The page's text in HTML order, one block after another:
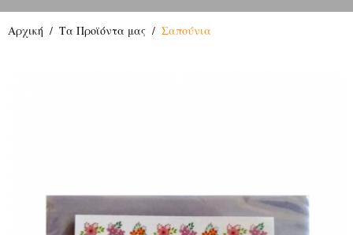
Αρχική Τα Προϊόντα μας Σαπούνια